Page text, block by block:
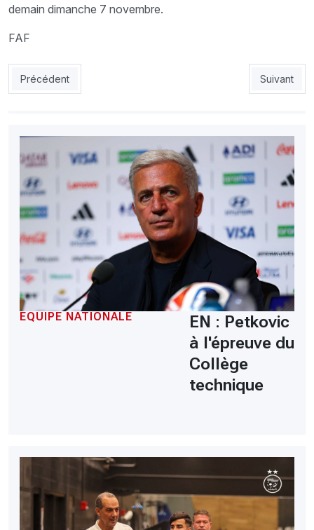
demain dimanche 7 novembre.
FAF
Article précédent : EN A': Bougherra dévoile une liste de 24
Précédent Article
Suivant
EQUIPE NATIONALE
EN : Petkovic
à l'épreuve du
Collège
technique